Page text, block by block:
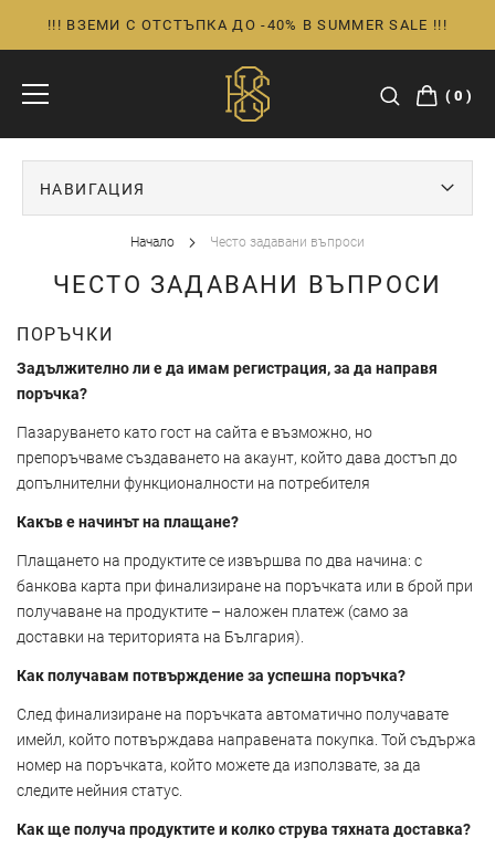
Прескачане
към
съдържанието
!!! ВЗЕМИ С ОТСТЪПКА ДО -40% В SUMMER SALE !!!
0
Начало Често задавани въпроси
ЧЕСТО ЗАДАВАНИ ВЪПРОСИ
ПОРЪЧКИ
Задължително ли е да имам регистрация, за да направя
поръчка?
Пазаруването като гост на сайта е възможно, но
препоръчваме създаването на акаунт, който дава достъп до
допълнителни функционалности на потребителя
Какъв е начинът на плащане?
Плащането на продуктите се извършва по два начина: с
банкова карта при финализиране на поръчката или в брой при
получаване на продуктите – наложен платеж (само за
доставки на територията на България).
Как получавам потвърждение за успешна поръчка?
След финализиране на поръчката автоматично получавате
имейл, който потвърждава направената покупка. Той съдържа
номер на поръчката, който можете да използвате, за да
следите нейния статус.
Как ще получа продуктите и колко струва тяхната доставка?
НАВИГАЦИЯ